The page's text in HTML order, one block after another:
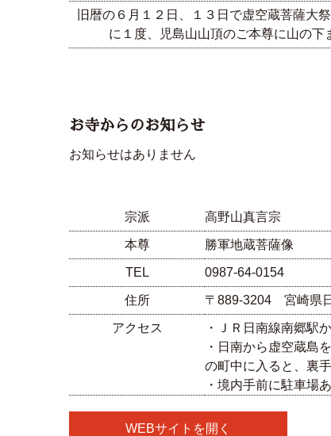
旧暦の６月１２日、１３日で虚空蔵菩薩大
に１度、児島山山頂のご本尊に山の下
お寺からのお知らせ
お知らせはありません
宗派 高野山真言宗
本尊 勝軍地蔵菩薩像
TEL 0987-64-0154
住所 〒889-3204 宮崎県
アクセス
・ＪＲ日南線南郷駅
・日南から虚空蔵島
の町中に入ると、裏
・境内手前に駐車場
WEBサイトを開く